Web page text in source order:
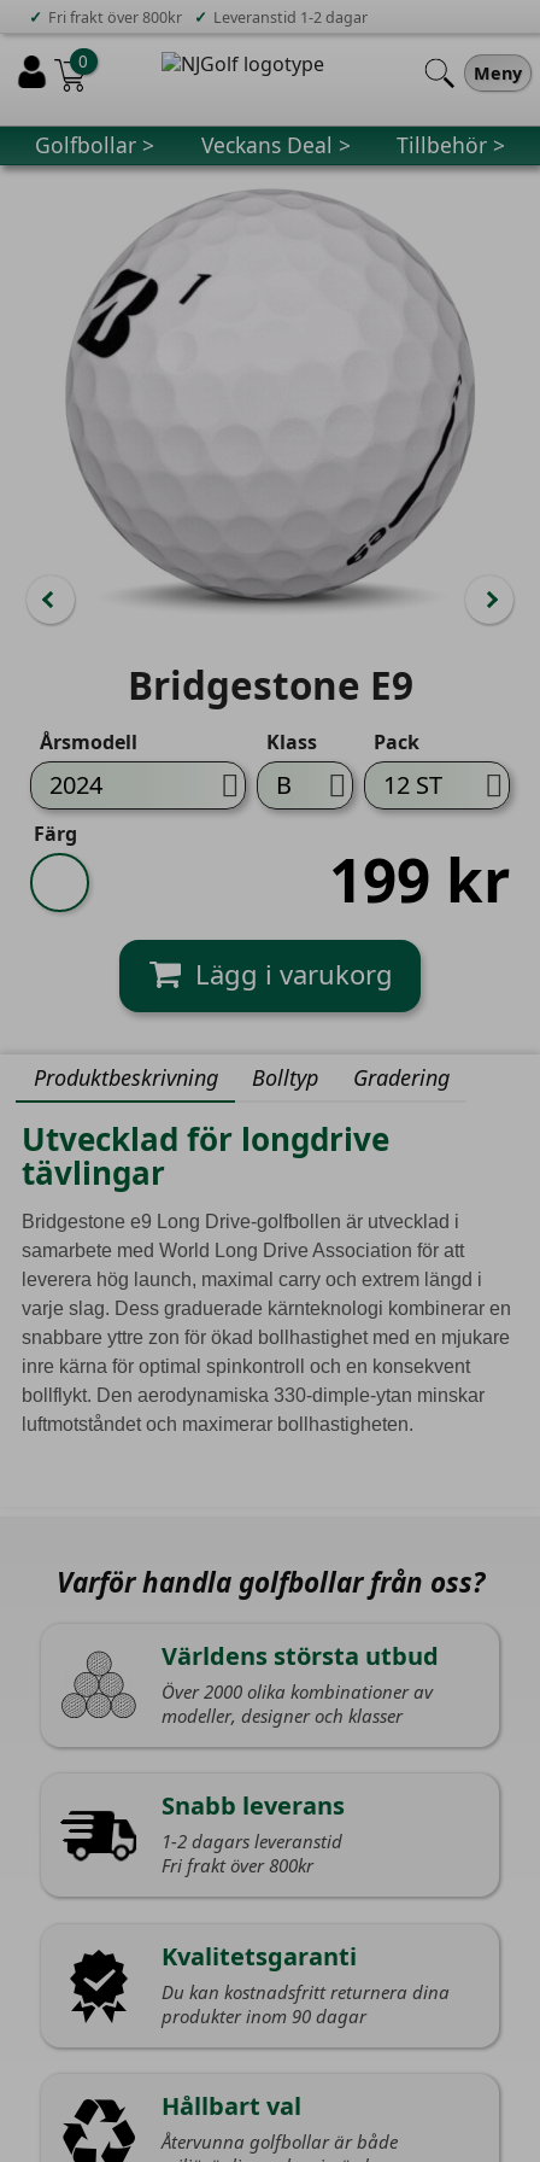
✓ Fri frakt över 800kr ✓ Leveranstid 1-2 dagar
Meny
0
Golfbollar > Veckans Deal > Tillbehör >
Bridgestone E9
Årsmodell Klass Pack
Färg
Vit 199 kr
Produktbeskrivning Bolltyp Gradering
Utvecklad för longdrive
tävlingar
Bridgestone e9 Long Drive-golfbollen är utvecklad i
samarbete med World Long Drive Association för att
leverera hög launch, maximal carry och extrem längd i
varje slag. Dess graduerade kärnteknologi kombinerar en
snabbare yttre zon för ökad bollhastighet med en mjukare
inre kärna för optimal spinkontroll och en konsekvent
bollflykt. Den aerodynamiska 330-dimple-ytan minskar
luftmotståndet och maximerar bollhastigheten.
Varför handla golfbollar från oss?
Världens största utbud
Över 2000 olika kombinationer av
modeller, designer och klasser
Snabb leverans
1-2 dagars leveranstid
Fri frakt över 800kr
Kvalitetsgaranti
Du kan kostnadsfritt returnera dina
produkter inom 90 dagar
Hållbart val
Återvunna golfbollar är både